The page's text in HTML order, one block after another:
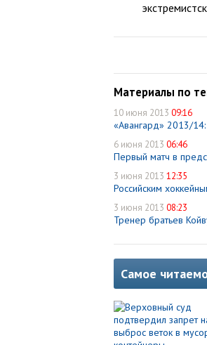
Материалы по
10 июня 2013 09:16
«Авангард» 2013/
6 июня 2013 06:46
Первый матч в
3 июня 2013 12:35
Российским
3 июня 2013 08:23
Тренер братьев
Самое